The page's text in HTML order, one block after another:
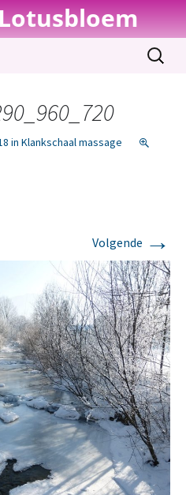
Zoeken
naar:
in Klankschaal massage
Volgende →